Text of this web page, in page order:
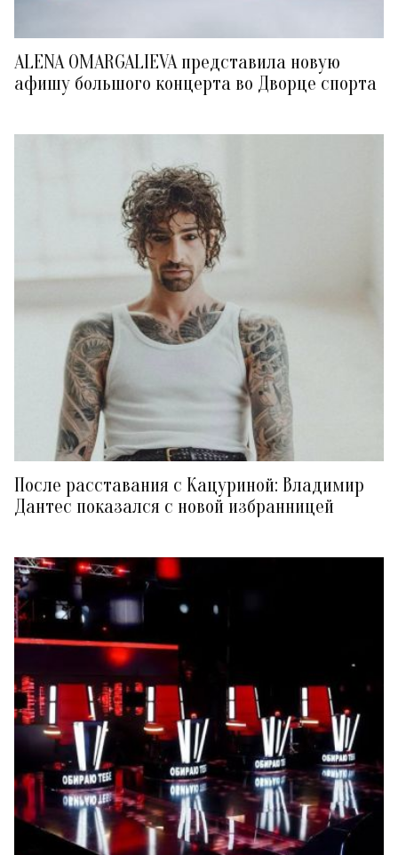
ALENA OMARGALIEVA представила новую
афишу большого концерта во Дворце спорта
После расставания с Кацуриной: Владимир
Дантес показался с новой избранницей